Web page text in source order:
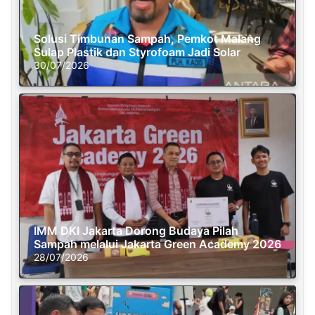
Solusi Timbunan Sampah, Pemkot Malang
Sulap Plastik dan Styrofoam Jadi Solar
30/07/2026
IMM DKI Jakarta Dorong Budaya Pilah
Sampah melalui Jakarta Green Academy 2026
28/07/2026